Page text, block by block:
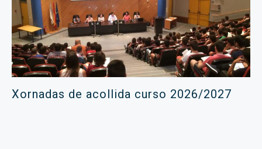
Xornadas de acollida curso 2026/2027